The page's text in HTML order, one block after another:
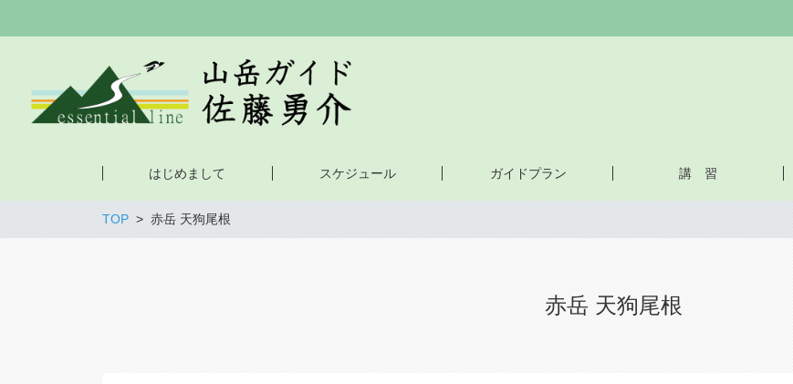
はじめまして スケジュール ガイドプラン 講 習
TOP 赤岳 天狗尾根
赤岳 天狗尾根